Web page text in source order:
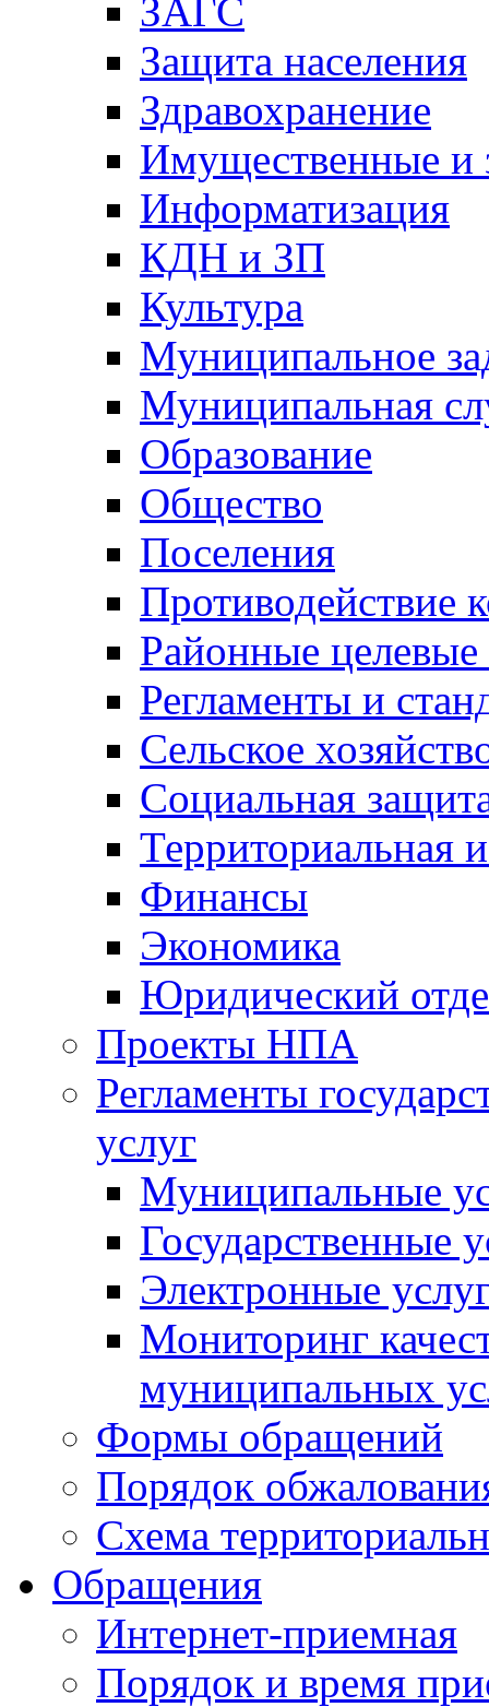
ЗАГС
Защита населения
Здравохранение
Имущественные и
Информатизация
КДН и ЗП
Культура
Муниципальное
Муниципальная
Образование
Общество
Поселения
Противодействие
Районные
Регламенты и
Сельское
Социальная
Территориальная
Финансы
Экономика
Юридический
Проекты НПА
Регламенты
услуг
Муниципальные
Государственные
Электронные
Мониторинг
муниципальных
Формы обращений
Порядок
Схема
Обращения
Интернет-приемная
Порядок и время